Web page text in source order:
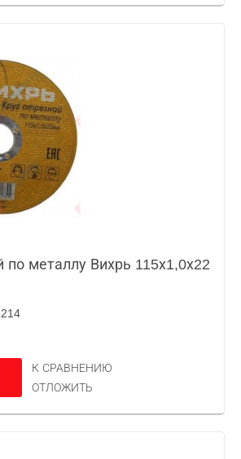
по металлу Вихрь 115х1,0х22
К СРАВНЕНИЮ
ОТЛОЖИТЬ